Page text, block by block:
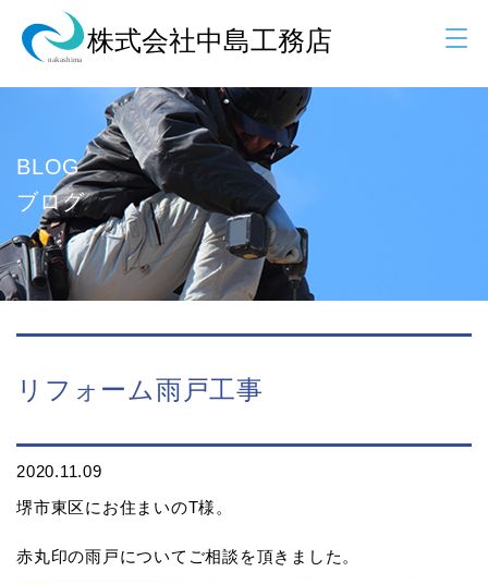
BLOG
ブログ
リフォーム雨戸工事
2020.11.09
堺市東区にお住まいのT様。
赤丸印の雨戸についてご相談を頂きました。